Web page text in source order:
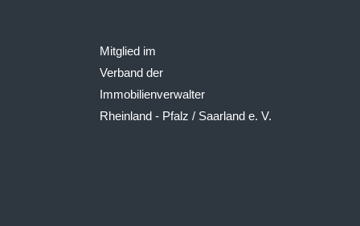
Mitglied im
Verband der
Immobilienverwalter
Rheinland - Pfalz / Saarland e. V.